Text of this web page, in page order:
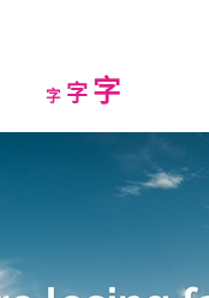
字Decrease
字Reset
size.
字Increase
font
size.